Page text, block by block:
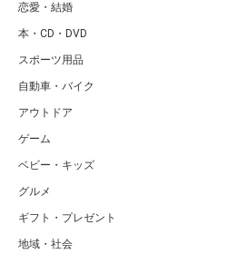
恋愛・結婚
本・CD・DVD
スポーツ用品
自動車・バイク
アウトドア
ゲーム
ベビー・キッズ
グルメ
ギフト・プレゼント
地域・社会